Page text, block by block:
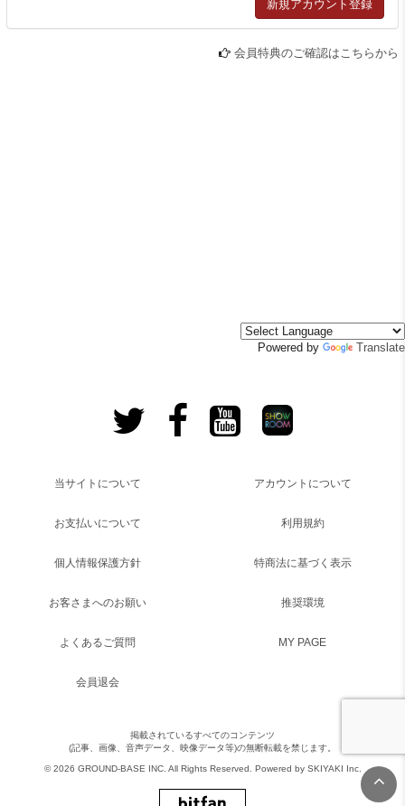
会員特典のご確認はこちらから
Powered by Translate
当サイトについて アカウントについて
お支払いについて 利用規約
個人情報保護方針 特商法に基づく表示
お客さまへのお願い 推奨環境
よくあるご質問 MY PAGE
会員退会
掲載されているすべてのコンテンツ
(記事、画像、音声データ、映像データ等)の無断転載を禁じます。
© 2026 GROUND-BASE INC. All Rights Reserved. Powered by SKIYAKI Inc.